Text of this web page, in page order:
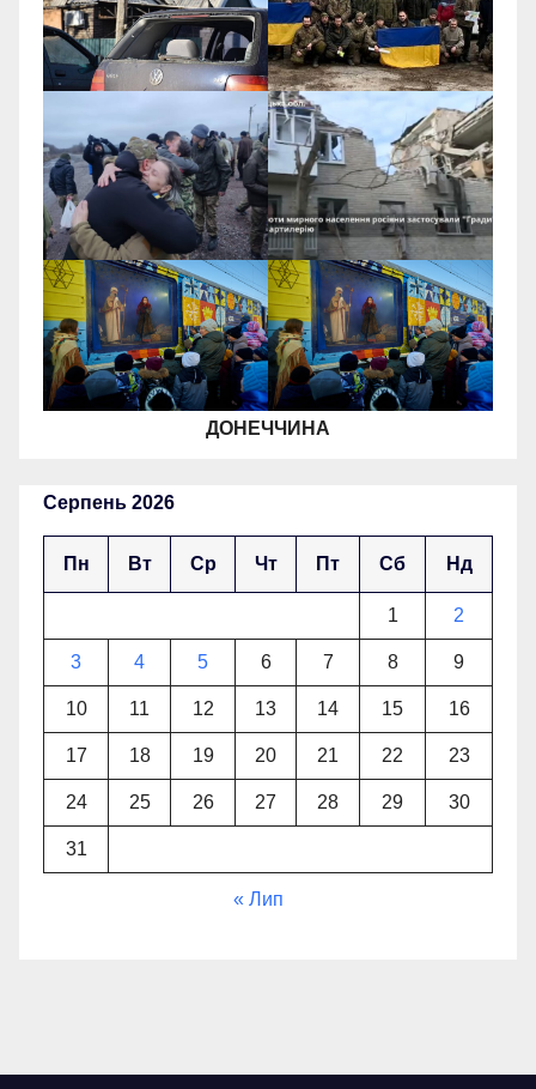
ДОНЕЧЧИНА
Серпень 2026
Пн Вт Ср Чт Пт Сб Нд
1 2
3 4 5 6 7 8 9
10 11 12 13 14 15 16
17 18 19 20 21 22 23
24 25 26 27 28 29 30
31
« Лип